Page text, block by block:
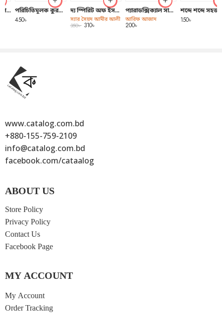
নবিদের দাওয়াতি পদ্ধতি
450 ৳
www.catalog.com.bd
+880-155-759-2109
info@catalog.com.bd
facebook.com/cataalog
ABOUT US
Store Policy
Privacy Policy
Contact Us
Facebook Page
MY ACCOUNT
My Account
Order Tracking